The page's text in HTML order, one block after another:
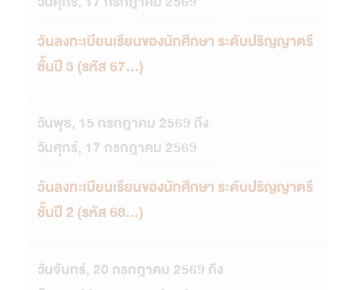
วันลงทะเบียนเรียนของนักศึกษา ระดับปริญญาตรี
ชั้นปี 3 (รหัส 67...)
วันพุธ, 15 กรกฎาคม 2569 ถึง
วันศุกร์, 17 กรกฎาคม 2569
วันลงทะเบียนเรียนของนักศึกษา ระดับปริญญาตรี
ชั้นปี 2 (รหัส 68...)
วันจันทร์, 20 กรกฎาคม 2569 ถึง